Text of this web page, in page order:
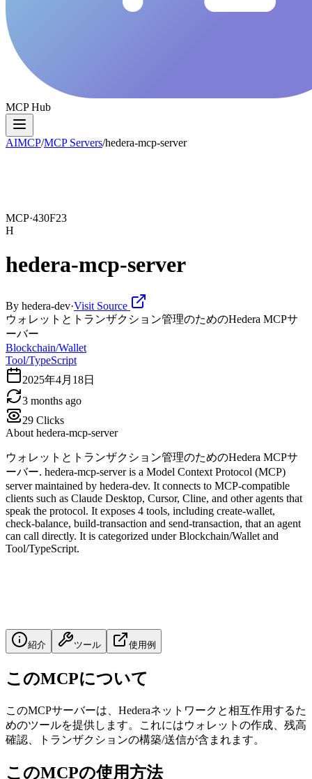
MCP Hub
AIMCP/MCP Servers/hedera-mcp-server
MCP·430F23
H
hedera-mcp-server
By hedera-dev·Visit Source
ウォレットとトランザクション管理のためのHedera MCPサ
ーバー
Blockchain/Wallet
Tool/TypeScript
2025年4月18日
3 months ago
29 Clicks
About hedera-mcp-server
ウォレットとトランザクション管理のためのHedera MCPサ
ーバー. hedera-mcp-server is a Model Context Protocol (MCP)
server maintained by hedera-dev. It connects to MCP-compatible
clients such as Claude Desktop, Cursor, Cline, and other agents that
speak the protocol. It exposes 4 tools, including create-wallet,
check-balance, build-transaction and send-transaction, that an agent
can call directly. It is categorized under Blockchain/Wallet and
Tool/TypeScript.
紹介 ツール 使用例
このMCPについて
このMCPサーバーは、Hederaネットワークと相互作用するた
めのツールを提供します。これにはウォレットの作成、残高
確認、トランザクションの構築/送信が含まれます。
このMCPの使用方法